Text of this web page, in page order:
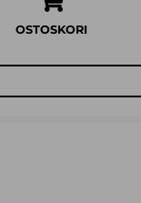
OSTOSKORI